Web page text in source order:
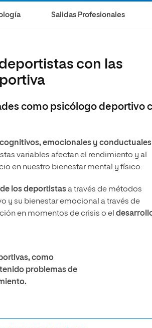
Salidas Profesionales
con las
como psicólogo deportivo
emocionales y
variables afectan el rendimiento y al
en nuestro bienestar mental y físico.
los deportistasa través de métodos
y su bienestar emocional a través de
en momentos de crisis o el
como
problemas de